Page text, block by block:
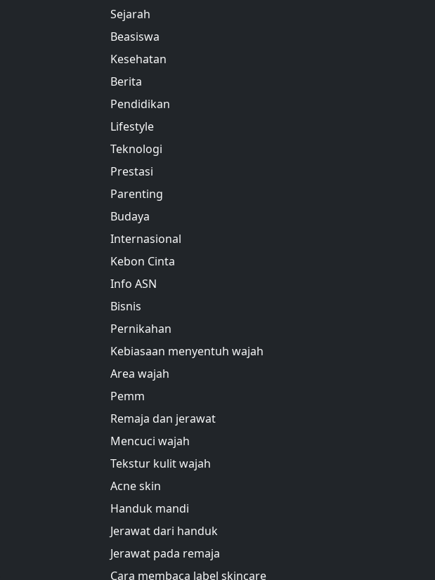
Sejarah
Beasiswa
Kesehatan
Berita
Pendidikan
Lifestyle
Teknologi
Prestasi
Parenting
Budaya
Internasional
Kebon Cinta
Info ASN
Bisnis
Pernikahan
Kebiasaan menyentuh wajah
Area wajah
Pemm
Remaja dan jerawat
Mencuci wajah
Tekstur kulit wajah
Acne skin
Handuk mandi
Jerawat dari handuk
Jerawat pada remaja
Cara membaca label skincare